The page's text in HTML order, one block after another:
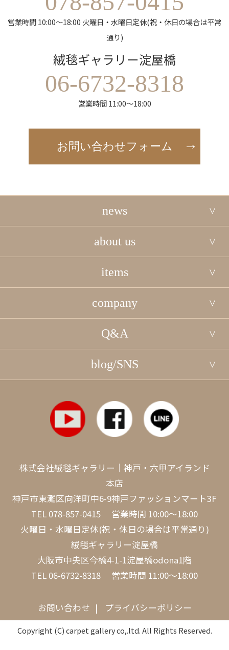
営業時間 10:00～18:00 火曜日・水曜日定休(祝・休日の場合は平常
通り)
絨毯ギャラリー淀屋橋
06-6732-8318
営業時間 11:00～18:00
お問い合わせフォーム
news
about us
items
company
Q&A
blog/SNS
株式会社絨毯ギャラリー｜神戸・六甲アイランド
本店
神戸市東灘区向洋町中6-9神戸ファッションマート3F
TEL 078-857-0415 営業時間 10:00～18:00
火曜日・水曜日定休(祝・休日の場合は平常通り)
絨毯ギャラリー淀屋橋
大阪市中央区今橋4-1-1淀屋橋odona1階
TEL 06-6732-8318 営業時間 11:00～18:00
お問い合わせ プライバシーポリシー
Copyright (C) carpet gallery co,.ltd. All Rights Reserved.